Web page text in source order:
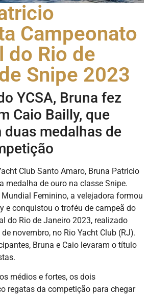
Campeonato
do Rio de
Snipe 2023
YCSA, Bruna fez
Caio Bailly, que
medalhas de
Club Santo Amaro, Bruna Patricio
medalha de ouro na classe Snipe.
Feminino, a velejadora formou
e conquistou o troféu de campeã do
do Rio de Janeiro 2023, realizado
novembro, no Rio Yacht Club (RJ).
Bruna e Caio levaram o título
médios e fortes, os dois
regatas da competição para chegar